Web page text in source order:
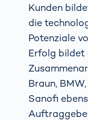
Kunden
die
Potenziale
Erfolg bildet
Braun,
Sanofi